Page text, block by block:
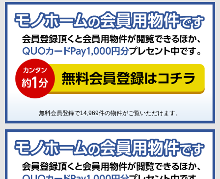
無料会員登録で14,969件の物件がご覧いただけます。